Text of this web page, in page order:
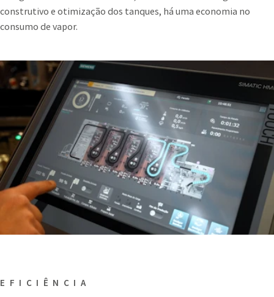
construtivo e otimização dos tanques, há uma economia no
consumo de vapor.
EFICIÊNCIA